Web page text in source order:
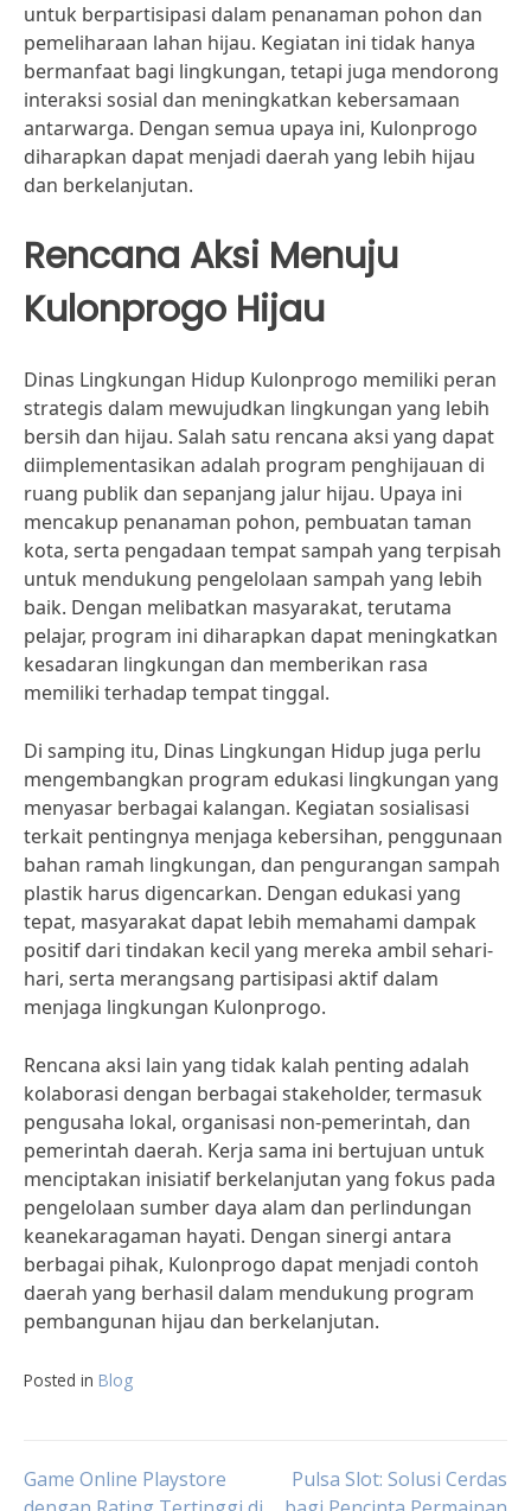
untuk berpartisipasi dalam penanaman pohon dan
pemeliharaan lahan hijau. Kegiatan ini tidak hanya
bermanfaat bagi lingkungan, tetapi juga mendorong
interaksi sosial dan meningkatkan kebersamaan
antarwarga. Dengan semua upaya ini, Kulonprogo
diharapkan dapat menjadi daerah yang lebih hijau
dan berkelanjutan.
Rencana Aksi Menuju
Kulonprogo Hijau
Dinas Lingkungan Hidup Kulonprogo memiliki peran
strategis dalam mewujudkan lingkungan yang lebih
bersih dan hijau. Salah satu rencana aksi yang dapat
diimplementasikan adalah program penghijauan di
ruang publik dan sepanjang jalur hijau. Upaya ini
mencakup penanaman pohon, pembuatan taman
kota, serta pengadaan tempat sampah yang terpisah
untuk mendukung pengelolaan sampah yang lebih
baik. Dengan melibatkan masyarakat, terutama
pelajar, program ini diharapkan dapat meningkatkan
kesadaran lingkungan dan memberikan rasa
memiliki terhadap tempat tinggal.
Di samping itu, Dinas Lingkungan Hidup juga perlu
mengembangkan program edukasi lingkungan yang
menyasar berbagai kalangan. Kegiatan sosialisasi
terkait pentingnya menjaga kebersihan, penggunaan
bahan ramah lingkungan, dan pengurangan sampah
plastik harus digencarkan. Dengan edukasi yang
tepat, masyarakat dapat lebih memahami dampak
positif dari tindakan kecil yang mereka ambil sehari-
hari, serta merangsang partisipasi aktif dalam
menjaga lingkungan Kulonprogo.
Rencana aksi lain yang tidak kalah penting adalah
kolaborasi dengan berbagai stakeholder, termasuk
pengusaha lokal, organisasi non-pemerintah, dan
pemerintah daerah. Kerja sama ini bertujuan untuk
menciptakan inisiatif berkelanjutan yang fokus pada
pengelolaan sumber daya alam dan perlindungan
keanekaragaman hayati. Dengan sinergi antara
berbagai pihak, Kulonprogo dapat menjadi contoh
daerah yang berhasil dalam mendukung program
pembangunan hijau dan berkelanjutan.
Posted in Blog
Post
Game Online Playstore
Pulsa Slot: Solusi Cerdas